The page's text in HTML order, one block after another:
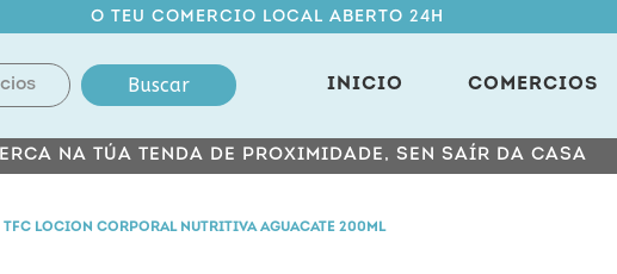
O TEU COMERCIO LOCAL ABERTO 24H
Buscar INICIO COMERCIOS
NA TÚA TENDA DE PROXIMIDADE, SEN SAÍR DA CASA
TFC LOCION CORPORAL NUTRITIVA AGUACATE 200ML